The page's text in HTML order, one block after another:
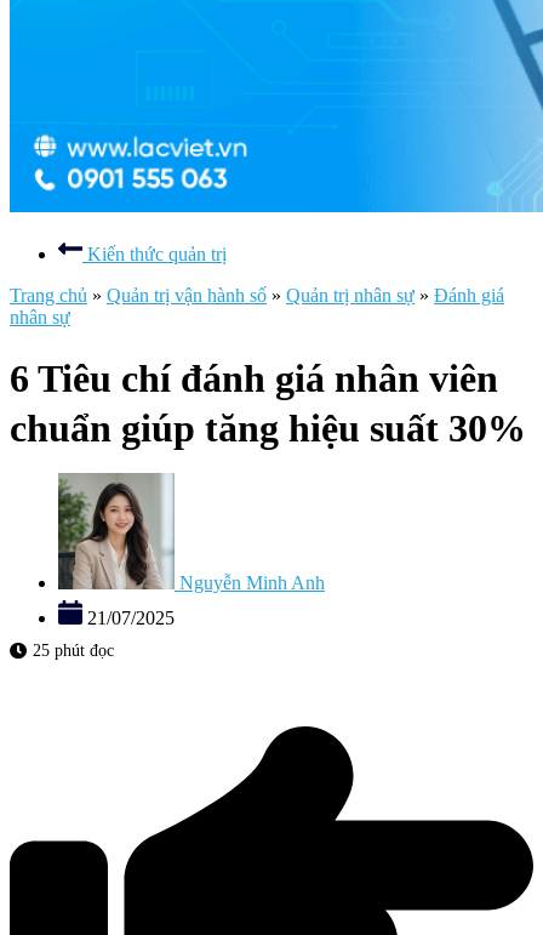
Kiến thức quản trị
Trang chủ » Quản trị vận hành số » Quản trị nhân sự » Đánh giá
nhân sự
6 Tiêu chí đánh giá nhân viên
chuẩn giúp tăng hiệu suất 30%
Nguyễn Minh Anh
21/07/2025
25 phút đọc